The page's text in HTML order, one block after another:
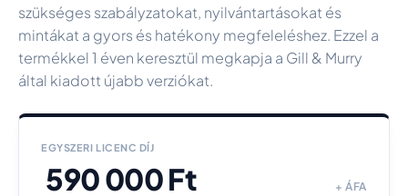
szükséges szabályzatokat, nyilvántartásokat és
mintákat a gyors és hatékony megfeleléshez. Ezzel a
termékkel 1 éven keresztül megkapja a Gill & Murry
által kiadott újabb verziókat.
EGYSZERI LICENC DÍJ
590 000 Ft + ÁFA